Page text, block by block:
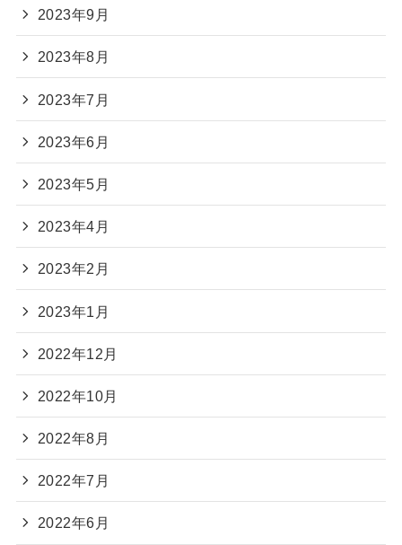
2023年9月
2023年8月
2023年7月
2023年6月
2023年5月
2023年4月
2023年2月
2023年1月
2022年12月
2022年10月
2022年8月
2022年7月
2022年6月